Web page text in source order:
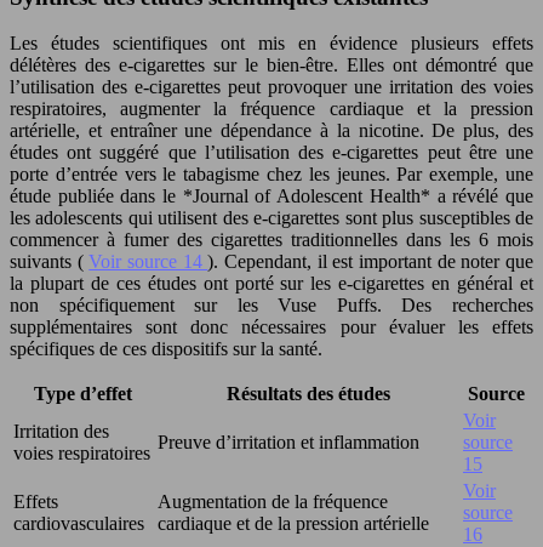
Les études scientifiques ont mis en évidence plusieurs effets
délétères des e-cigarettes sur le bien-être. Elles ont démontré que
l’utilisation des e-cigarettes peut provoquer une irritation des voies
respiratoires, augmenter la fréquence cardiaque et la pression
artérielle, et entraîner une dépendance à la nicotine. De plus, des
études ont suggéré que l’utilisation des e-cigarettes peut être une
porte d’entrée vers le tabagisme chez les jeunes. Par exemple, une
étude publiée dans le *Journal of Adolescent Health* a révélé que
les adolescents qui utilisent des e-cigarettes sont plus susceptibles de
commencer à fumer des cigarettes traditionnelles dans les 6 mois
suivants (Voir source 14). Cependant, il est important de noter que
la plupart de ces études ont porté sur les e-cigarettes en général et
non spécifiquement sur les Vuse Puffs. Des recherches
supplémentaires sont donc nécessaires pour évaluer les effets
spécifiques de ces dispositifs sur la santé.
Type d’effet Résultats des études
Source
Irritation des
voies respiratoires
Preuve d’irritation et inflammation
Voir
source
15
Effets
cardiovasculaires
Augmentation de la fréquence
cardiaque et de la pression artérielle
Voir
source
16